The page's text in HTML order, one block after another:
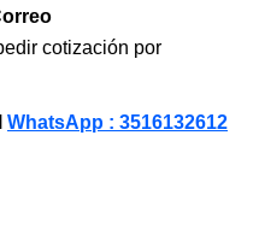
cotización por
WhatsApp : 3516132612